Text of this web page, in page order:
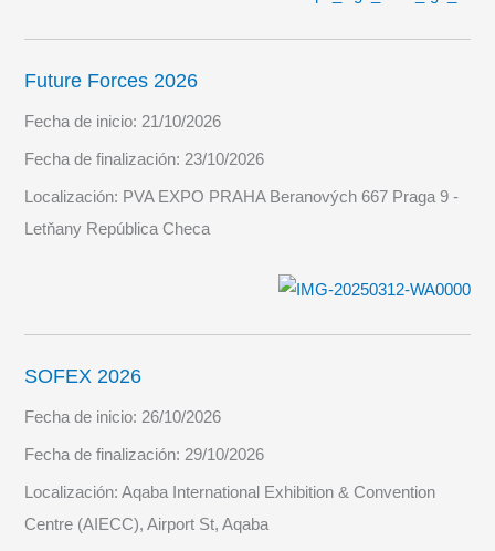
Future Forces 2026
Fecha de inicio:21/10/2026
Fecha de finalización:23/10/2026
Localización: PVA EXPO PRAHA Beranových 667 Praga 9 -
Letňany República Checa
SOFEX 2026
Fecha de inicio: 26/10/2026
Fecha de finalización: 29/10/2026
Localización:Aqaba International Exhibition & Convention
Centre (AIECC), Airport St, Aqaba